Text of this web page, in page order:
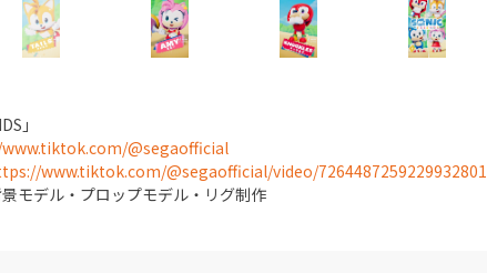
」
@segaofficial
www.tiktok.com/@segaofficial/video/7264487259229932801
モデル・プロップモデル・リグ制作